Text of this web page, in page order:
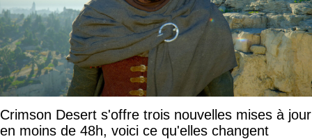
Crimson Desert s'offre trois nouvelles mises à jour
en moins de 48h, voici ce qu'elles changent